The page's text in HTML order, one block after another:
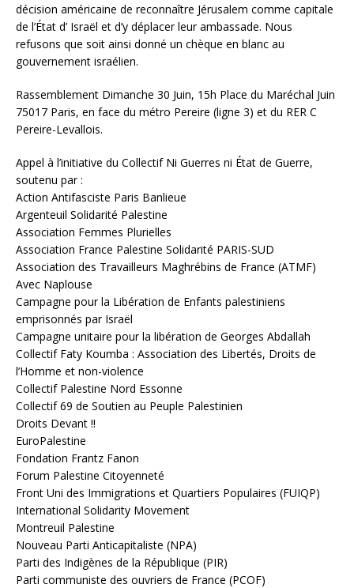
décision américaine de reconnaître Jérusalem comme capitale
de l’État d’ Israël et d’y déplacer leur ambassade. Nous
refusons que soit ainsi donné un chèque en blanc au
gouvernement israélien.
Rassemblement Dimanche 30 Juin, 15h Place du Maréchal Juin
75017 Paris, en face du métro Pereire (ligne 3) et du RER C
Pereire-Levallois.
Appel à l’initiative du Collectif Ni Guerres ni État de Guerre,
soutenu par :
Action Antifasciste Paris Banlieue
Argenteuil Solidarité Palestine
Association Femmes Plurielles
Association France Palestine Solidarité PARIS-SUD
Association des Travailleurs Maghrébins de France (ATMF)
Avec Naplouse
Campagne pour la Libération de Enfants palestiniens
emprisonnés par Israël
Campagne unitaire pour la libération de Georges Abdallah
Collectif Faty Koumba : Association des Libertés, Droits de
l’Homme et non-violence
Collectif Palestine Nord Essonne
Collectif 69 de Soutien au Peuple Palestinien
Droits Devant !!
EuroPalestine
Fondation Frantz Fanon
Forum Palestine Citoyenneté
Front Uni des Immigrations et Quartiers Populaires (FUIQP)
International Solidarity Movement
Montreuil Palestine
Nouveau Parti Anticapitaliste (NPA)
Parti des Indigènes de la République (PIR)
Parti communiste des ouvriers de France (PCOF)